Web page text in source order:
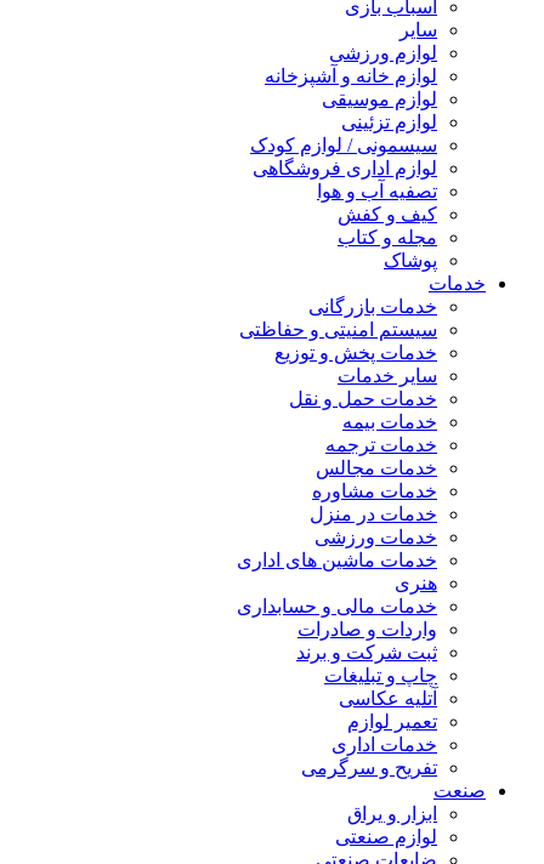
اسباب بازی
سایر
لوازم ورزشی
لوازم خانه و آشپزخانه
لوازم موسیقی
لوازم تزئینی
سیسمونی / لوازم کودک
لوازم اداری فروشگاهی
تصفیه آب و هوا
کیف و کفش
مجله و کتاب
پوشاک
خدمات
خدمات بازرگانی
سیستم امنیتی و حفاظتی
خدمات پخش و توزیع
سایر خدمات
خدمات حمل و نقل
خدمات بیمه
خدمات ترجمه
خدمات مجالس
خدمات مشاوره
خدمات در منزل
خدمات ورزشی
خدمات ماشین های اداری
هنری
خدمات مالی و حسابداری
واردات و صادرات
ثبت شرکت و برند
چاپ و تبلیغات
آتلیه عکاسی
تعمیر لوازم
خدمات اداری
تفریح و سرگرمی
صنعت
ابزار و یراق
لوازم صنعتی